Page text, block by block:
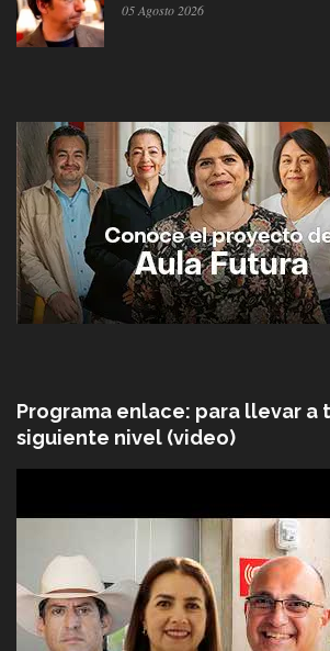
05 Agosto 2026
Programa enlace: para llevar a
siguiente nivel (video)